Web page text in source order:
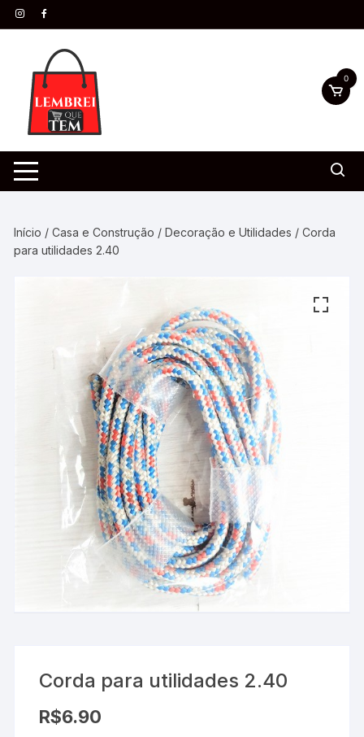
0
Início /Casa e Construção /Decoração e Utilidades / Corda
para utilidades 2.40
Corda para utilidades 2.40
R$6.90